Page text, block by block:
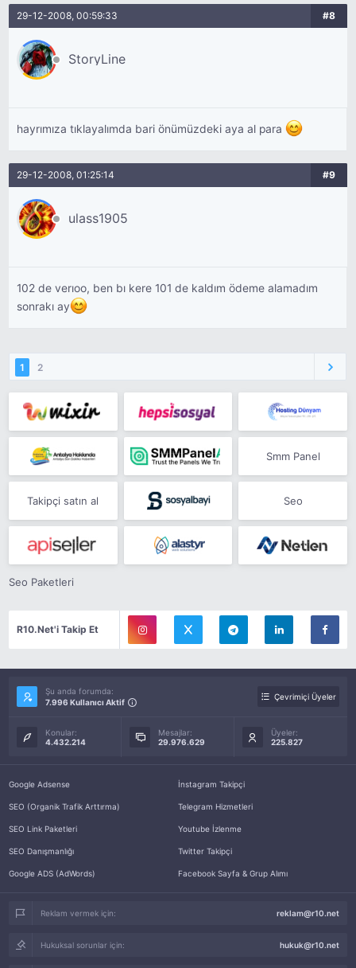
29-12-2008, 00:59:33 #8
StoryLine
hayrımıza tıklayalımda bari önümüzdeki aya al para
29-12-2008, 01:25:14 #9
ulass1905
102 de verıoo, ben bı kere 101 de kaldım ödeme alamadım
sonrakı ay
1 2
Smm Panel
Takipçi satın al Seo
Seo Paketleri
R10.Net'i Takip Et
Şu anda forumda:
7.996 Kullanıcı Aktif
Çevrimiçi Üyeler
Konular:
4.432.214
Mesajlar:
29.976.629
Üyeler:
225.827
Google Adsense
SEO (Organik Trafik Arttırma)
SEO Link Paketleri
SEO Danışmanlığı
Google ADS (AdWords)
İnstagram Takipçi
Telegram Hizmetleri
Youtube İzlenme
Twitter Takipçi
Facebook Sayfa & Grup Alımı
Reklam vermek için: reklam@r10.net
Hukuksal sorunlar için: hukuk@r10.net